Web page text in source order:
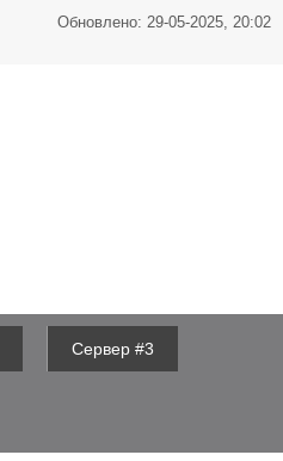
Обновлено: 29-05-2025, 20:02
Сервер #3